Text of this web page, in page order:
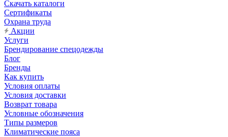
Cкачать каталоги
Сертификаты
Охрана труда
Акции
Услуги
Брендирование спецодежды
Блог
Бренды
Как купить
Условия оплаты
Условия доставки
Возврат товара
Условные обозначения
Типы размеров
Климатические пояса